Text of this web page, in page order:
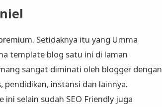
Setidaknya itu yang Umma
template blog satu ini di laman
sangat diminati oleh blogger dengan
pendidikan, instansi dan lainnya.
selain sudah SEO Friendly juga